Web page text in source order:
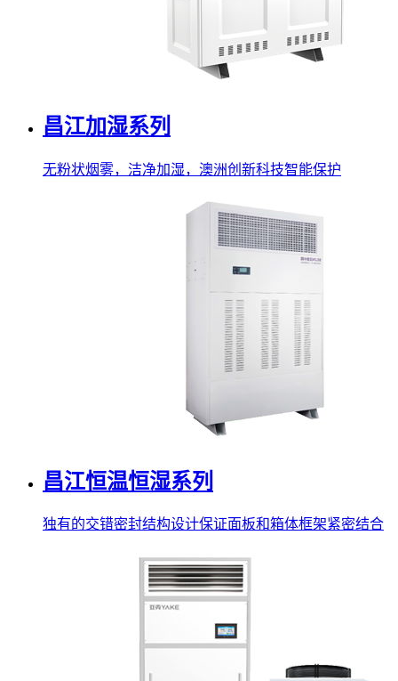
昌江加湿系列
无粉状烟雾，洁净加湿，澳洲创新科技智能保护
昌江恒温恒湿系列
独有的交错密封结构设计保证面板和箱体框架紧密结合